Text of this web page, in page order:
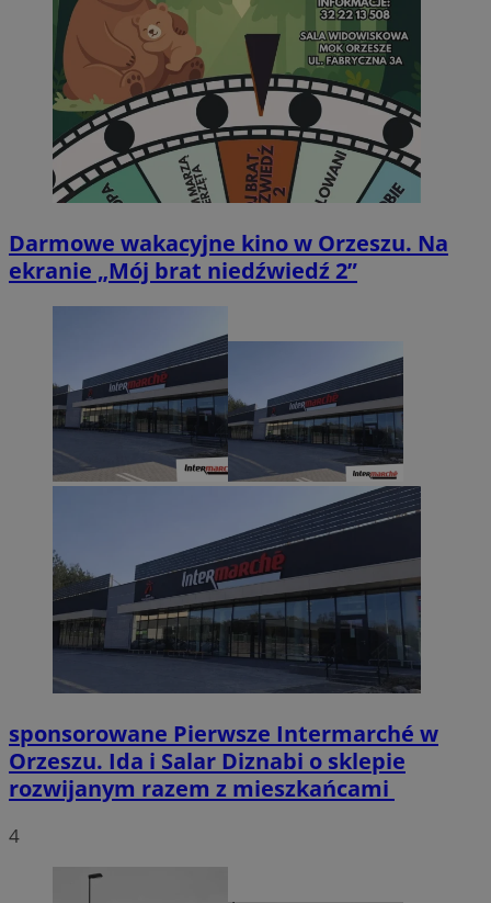
Darmowe wakacyjne kino w Orzeszu. Na
ekranie „Mój brat niedźwiedź 2”
sponsorowane Pierwsze Intermarché w
Orzeszu. Ida i Salar Diznabi o sklepie
rozwijanym razem z mieszkańcami
4